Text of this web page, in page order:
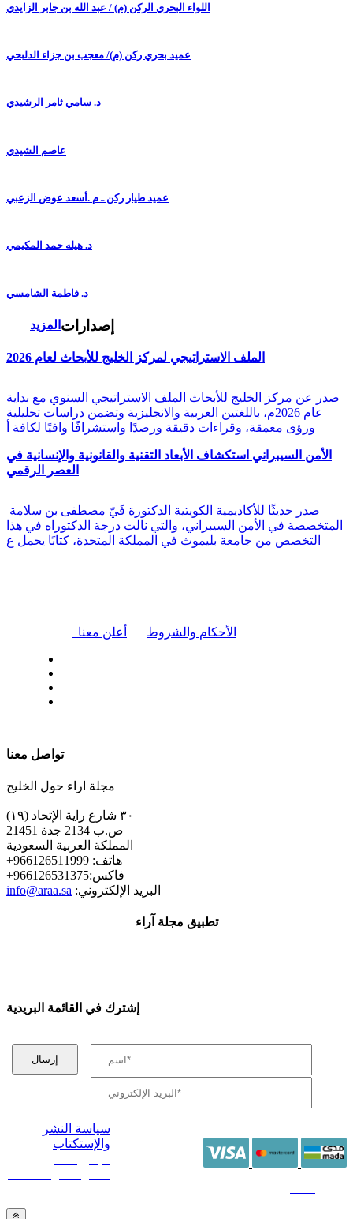
اللواء البحري الركن (م) / عبد الله بن جابر الزايدي
عميد بحري ركن (م)/ معجب بن جزاء الدلبحي
د. سامي ثامر الرشيدي
عاصم الشيدي
عميد طيار ركن ـ م .أسعد عوض الزعبي
د. هيله حمد المكيمي
د. فاطمة الشامسي
المزيد إصدارات
الملف الاستراتيجي لمركز الخليج للأبحاث لعام 2026
صدر عن مركز الخليج للأبحاث الملف الاستراتيجي السنوي مع بداية
عام 2026م، باللغتين العربية والانجليزية وتضمن دراسات تحليلية
ورؤى معمقة، وقراءات دقيقة ورصدًا واستشرافًا وافيًا لكافة أ
الأمن السيبراني استكشاف الأبعاد التقنية والقانونية والإنسانية في
العصر الرقمي
المتخصصة في الأمن السيبراني، والتي نالت درجة الدكتوراه في هذا
التخصص من جامعة بليموث في المملكة المتحدة، كتابًا يحمل ع
أعلن معنا الأحكام والشروط
تواصل معنا
مجلة اراء حول الخليج
٣٠ شارع راية الإتحاد (١٩)
ص.ب 2134 جدة 21451
المملكة العربية السعودية
+هاتف: 966126511999
+فاكس:966126531375
info@araa.sa :البريد الإلكتروني
تطبيق مجلة آراء
إشترك في القائمة البريدية
سياسة النشر
والإستكتاب